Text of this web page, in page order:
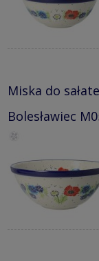
Miska do
Bolesławiec